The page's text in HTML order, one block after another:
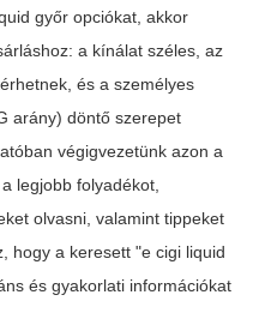
győr opciókat, akkor
a kínálat széles, az
és a személyes
arány) döntő szerepet
végigvezetünk azon a
legjobb folyadékot,
olvasni, valamint tippeket
hogy a keresett "e cigi liquid
és gyakorlati információkat